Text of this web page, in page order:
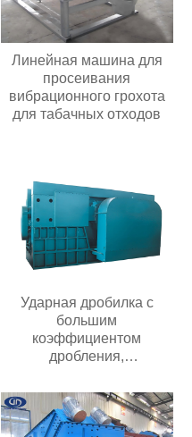
Линейная машина для
просеивания
вибрационного грохота
для табачных отходов
Ударная дробилка с
большим
коэффициентом
дробления,
подходит для добычи
полезных ископаемых
производительностью 20-